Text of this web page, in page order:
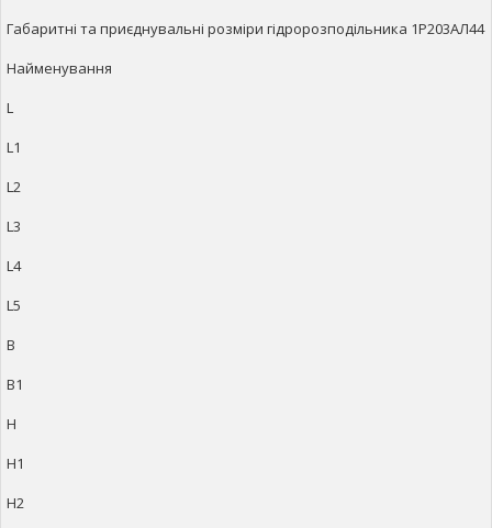
Габаритні та приєднувальні розміри гідророзподільника 1Р203АЛ44
Найменування
L
L1
L2
L3
L4
L5
B
B1
H
H1
H2